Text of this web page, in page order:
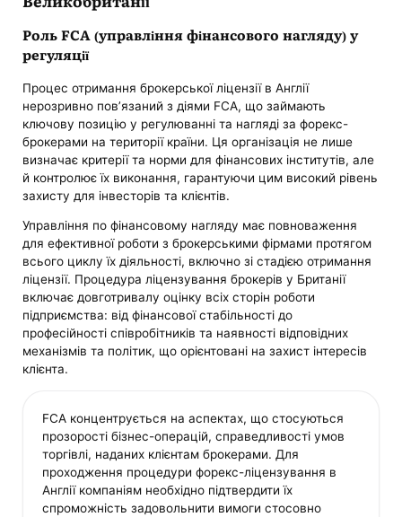
Роль FCA (управління фінансового нагляду) у
регуляції
Процес отримання брокерської ліцензії в Англії
нерозривно пов’язаний з діями FCA, що займають
ключову позицію у регулюванні та нагляді за форекс-
брокерами на території країни. Ця організація не лише
визначає критерії та норми для фінансових інститутів, але
й контролює їх виконання, гарантуючи цим високий рівень
захисту для інвесторів та клієнтів.
Управління по фінансовому нагляду має повноваження
для ефективної роботи з брокерськими фірмами протягом
всього циклу їх діяльності, включно зі стадією отримання
ліцензії. Процедура ліцензування брокерів у Британії
включає довготривалу оцінку всіх сторін роботи
підприємства: від фінансової стабільності до
професійності співробітників та наявності відповідних
механізмів та політик, що орієнтовані на захист інтересів
клієнта.
FCA концентрується на аспектах, що стосуються
прозорості бізнес-операцій, справедливості умов
торгівлі, наданих клієнтам брокерами. Для
проходження процедури форекс-ліцензування в
Англії компаніям необхідно підтвердити їх
спроможність задовольнити вимоги стосовно